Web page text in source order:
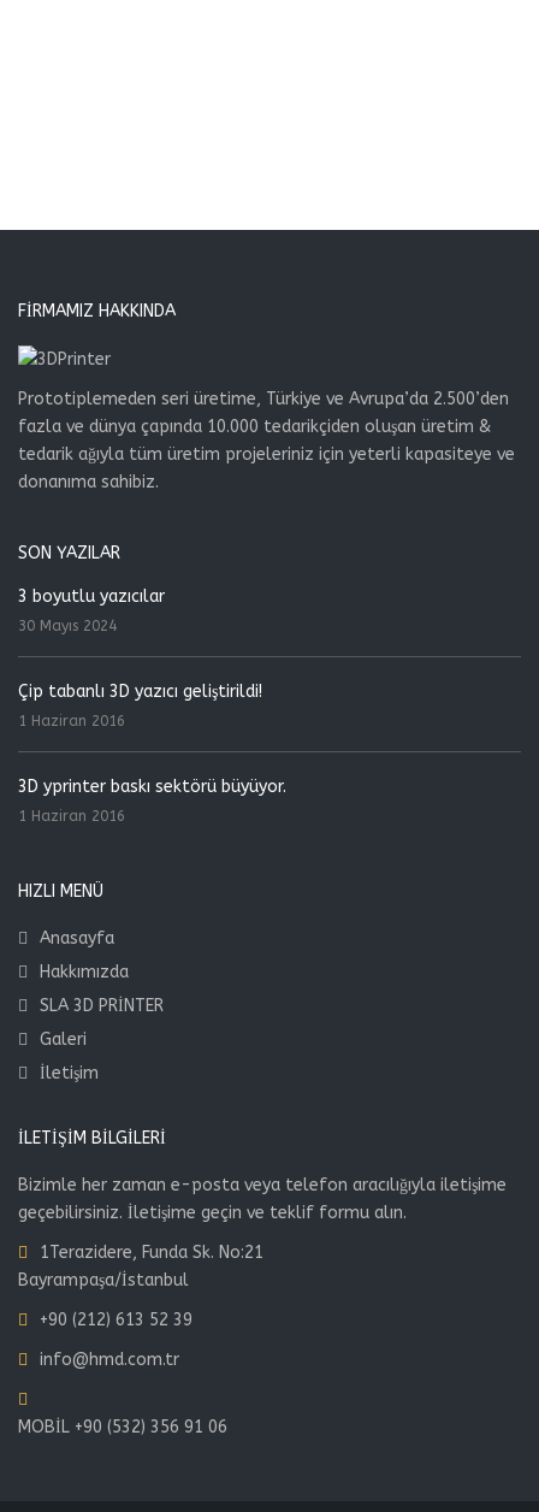
FIRMAMIZ HAKKINDA
Prototiplemeden seri üretime, Türkiye ve Avrupa’da 2.500’den
fazla ve dünya çapında 10.000 tedarikçiden oluşan üretim &
tedarik ağıyla tüm üretim projeleriniz için yeterli kapasiteye ve
donanıma sahibiz.
SON YAZILAR
3 boyutlu yazıcılar
30 Mayıs 2024
Çip tabanlı 3D yazıcı geliştirildi!
1 Haziran 2016
3D yprinter baskı sektörü büyüyor.
1 Haziran 2016
HIZLI MENÜ
Anasayfa
Hakkımızda
SLA 3D PRİNTER
Galeri
İletişim
İLETIŞIM BILGILERI
Bizimle her zaman e-posta veya telefon aracılığıyla iletişime
geçebilirsiniz. İletişime geçin ve teklif formu alın.
1Terazidere, Funda Sk. No:21
Bayrampaşa/İstanbul
+90 (212) 613 52 39
info@hmd.com.tr
MOBİL +90 (532) 356 91 06